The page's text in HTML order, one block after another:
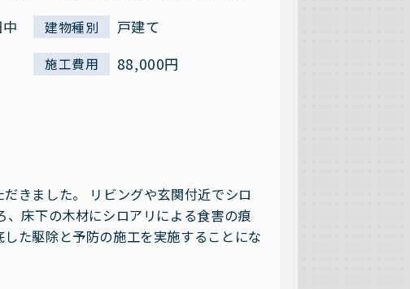
建物種別 戸建て
施工費用 88,000円
きました。 リビングや玄関付近でシロ
床下の木材にシロアリによる食害の痕
た駆除と予防の施工を実施することにな